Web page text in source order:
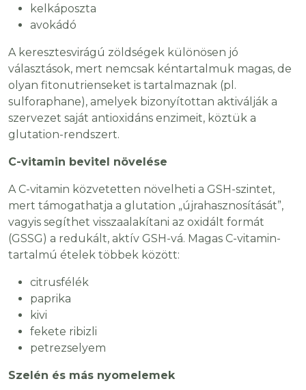
kelkáposzta
avokádó
A keresztesvirágú zöldségek különösen jó
választások, mert nemcsak kéntartalmuk magas, de
olyan fitonutrienseket is tartalmaznak (pl.
sulforaphane), amelyek bizonyítottan aktiválják a
szervezet saját antioxidáns enzimeit, köztük a
glutation-rendszert.
C-vitamin bevitel növelése
A C-vitamin közvetetten növelheti a GSH-szintet,
mert támogathatja a glutation „újrahasznosítását”,
vagyis segíthet visszaalakítani az oxidált formát
(GSSG) a redukált, aktív GSH-vá. Magas C-vitamin-
tartalmú ételek többek között:
citrusfélék
paprika
kivi
fekete ribizli
petrezselyem
Szelén és más nyomelemek